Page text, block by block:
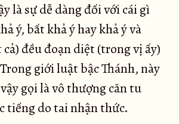
là sự dễ dàng đối với cái gì
ý, bất khả ý hay khả ý và
đều đoạn diệt (trong vị ấy)
giới luật bậc Thánh, này
gọi là vô thượng căn tu
tiếng do tai nhận thức.